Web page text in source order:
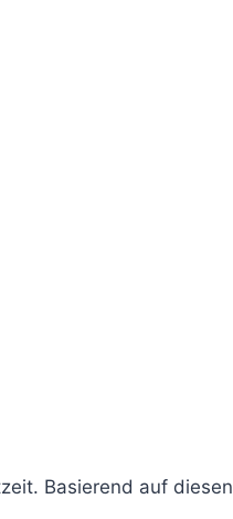
Basierend auf diesen